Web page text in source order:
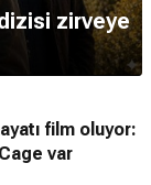
zirveye
film oluyor:
var